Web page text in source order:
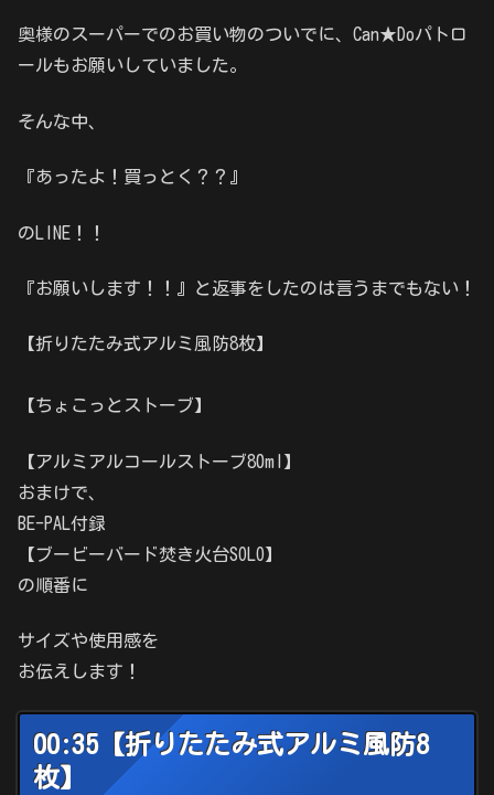
奥様のスーパーでのお買い物のついでに、Can★Doパトロ
ールもお願いしていました。
そんな中、
『あったよ！買っとく？？』
のLINE！！
『お願いします！！』と返事をしたのは言うまでもない！
【折りたたみ式アルミ風防8枚】
【ちょこっとストーブ】
【アルミアルコールストーブ80ml】
おまけで、
BE-PAL付録
【ブービーバード焚き火台SOLO】
の順番に
サイズや使用感を
お伝えします！
00:35【折りたたみ式アルミ風防8
枚】